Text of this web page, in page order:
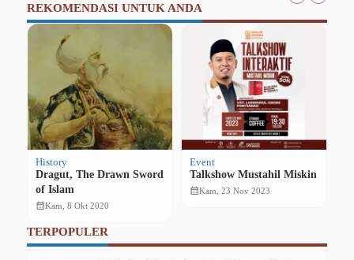
REKOMENDASI UNTUK ANDA
History
Dragut, The Drawn Sword
of Islam
calendar_monthKam, 8 Okt 2020
Event
Talkshow Mustahil Miskin
calendar_monthKam, 23 Nov 2023
TERPOPULER